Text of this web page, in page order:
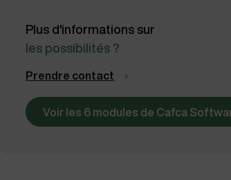
Plus d'informations sur
les possibilités ?
Prendre contact
Voir les 6 modules de Cafca